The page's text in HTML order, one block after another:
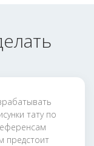
тату по
предстоит